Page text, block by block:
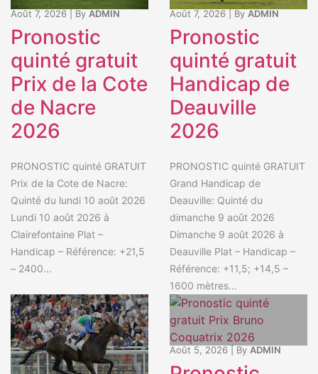
Août 7, 2026 By ADMIN
Pronostic
quinté gratuit
Prix de la Cote
de Nacre
2026
PRONOSTIC quinté GRATUIT
Prix de la Cote de Nacre:
Quinté du lundi 10 août 2026
Lundi 10 août 2026 à
Clairefontaine Plat –
Handicap – Référence: +21,5
– 2400...
Août 7, 2026 By ADMIN
Pronostic
quinté gratuit
Handicap de
Deauville
2026
PRONOSTIC quinté GRATUIT
Grand Handicap de
Deauville: Quinté du
dimanche 9 août 2026
Dimanche 9 août 2026 à
Deauville Plat – Handicap –
Référence: +11,5; +14,5 –
1600 mètres...
Août 5, 2026 By ADMIN